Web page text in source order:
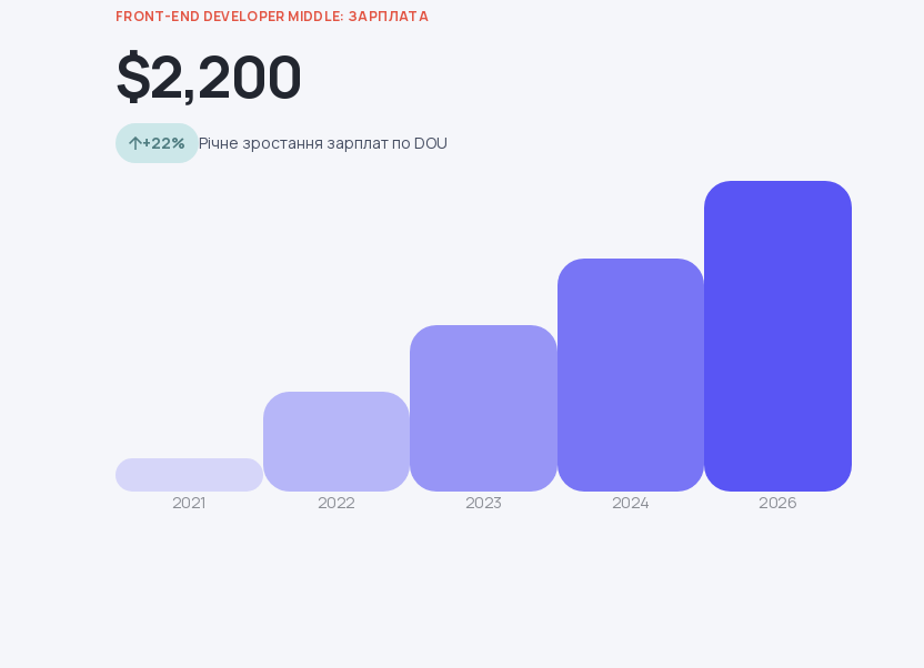
FRONT-END DEVELOPER MIDDLE: ЗАРПЛАТА
$2,200
+22% Річне зростання зарплат по DOU
2021 2022 2023 2024 2026